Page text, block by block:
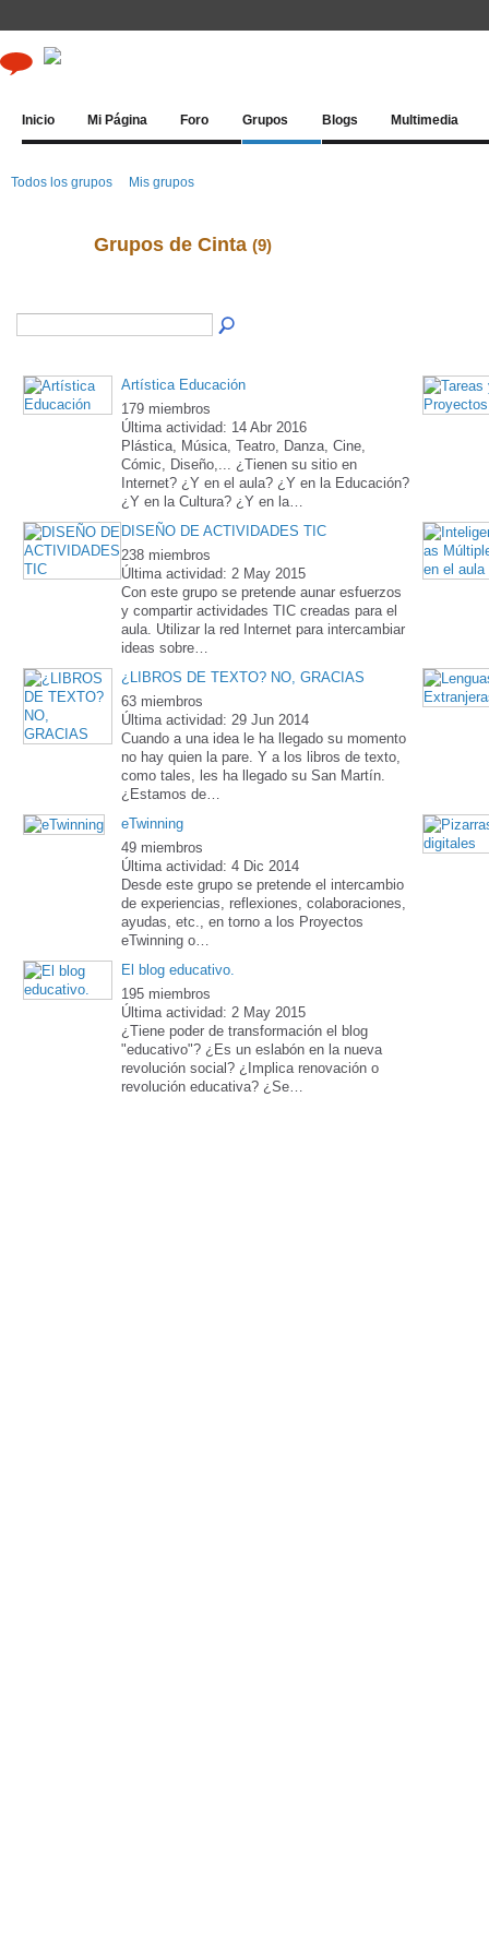
Inicio Mi Página Foro Grupos Blogs Multimedia
Todos los grupos Mis grupos
Grupos de Cinta (9)
Artística Educación
179 miembros
Última actividad: 14 Abr 2016
Plástica, Música, Teatro, Danza, Cine,
Cómic, Diseño,... ¿Tienen su sitio en
Internet? ¿Y en el aula? ¿Y en la Educación?
¿Y en la Cultura? ¿Y en la…
DISEÑO DE ACTIVIDADES TIC
238 miembros
Última actividad: 2 May 2015
Con este grupo se pretende aunar esfuerzos
y compartir actividades TIC creadas para el
aula. Utilizar la red Internet para intercambiar
ideas sobre…
¿LIBROS DE TEXTO? NO, GRACIAS
63 miembros
Última actividad: 29 Jun 2014
Cuando a una idea le ha llegado su momento
no hay quien la pare. Y a los libros de texto,
como tales, les ha llegado su San Martín.
¿Estamos de…
eTwinning
49 miembros
Última actividad: 4 Dic 2014
Desde este grupo se pretende el intercambio
de experiencias, reflexiones, colaboraciones,
ayudas, etc., en torno a los Proyectos
eTwinning o…
El blog educativo.
195 miembros
Última actividad: 2 May 2015
¿Tiene poder de transformación el blog
"educativo"? ¿Es un eslabón en la nueva
revolución social? ¿Implica renovación o
revolución educativa? ¿Se…